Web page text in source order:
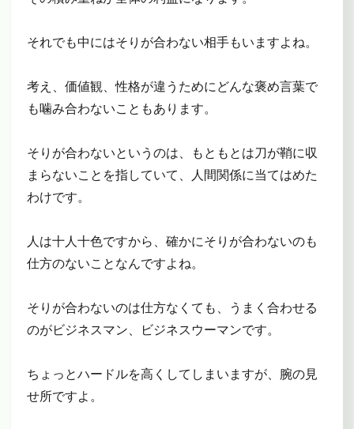
それでも中にはそりが合わない相手もいますよね。
考え、価値観、性格が違うためにどんな褒め言葉で
も噛み合わないこともあります。
そりが合わないというのは、もともとは刀が鞘に収
まらないことを指していて、人間関係に当てはめた
わけです。
人は十人十色ですから、確かにそりが合わないのも
仕方のないことなんですよね。
そりが合わないのは仕方なくても、うまく合わせる
のがビジネスマン、ビジネスウーマンです。
ちょっとハードルを高くしてしまいますが、腕の見
せ所ですよ。